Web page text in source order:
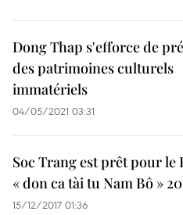
Dong Thap s'efforce de
des patrimoines culturels
immatériels
04/05/2021 03:31
Soc Trang est prêt pour le
« don ca tài tu Nam Bô »
15/12/2017 01:36